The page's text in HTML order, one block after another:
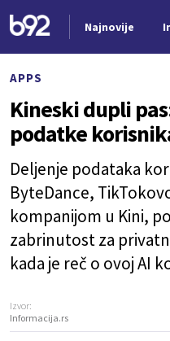
Najnovije
APPS
Kineski dupli
podatke
Deljenje podataka
ByteDance,
kompanijom u Kini,
zabrinutost za
kada je reč o ovoj AI
Izvor:
Informacija.rs